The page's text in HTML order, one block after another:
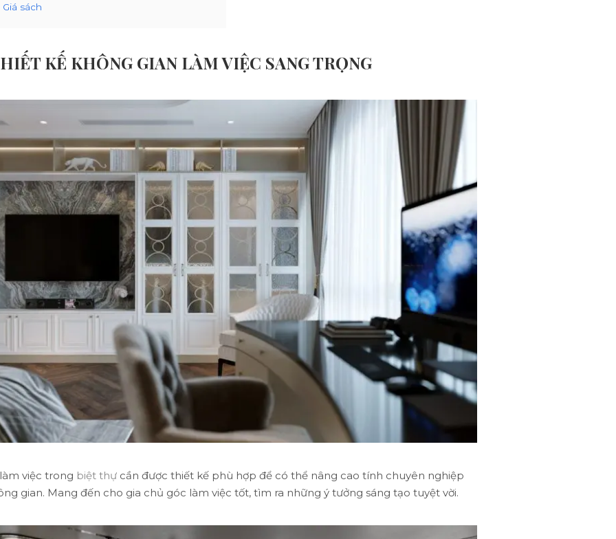
Giá sách
KẾ KHÔNG GIAN LÀM VIỆC SANG TRỌNG
việc trong biệt thự cần được thiết kế phù hợp để có thể nâng cao tính chuyên nghiệp
gian. Mang đến cho gia chủ góc làm việc tốt, tìm ra những ý tưởng sáng tạo tuyệt vời.